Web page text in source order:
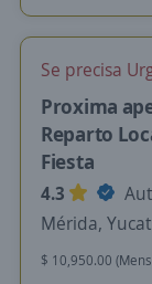
Se precisa
Proxima
Reparto
Fiesta
4.3
Mérida,
$ 10,950.00